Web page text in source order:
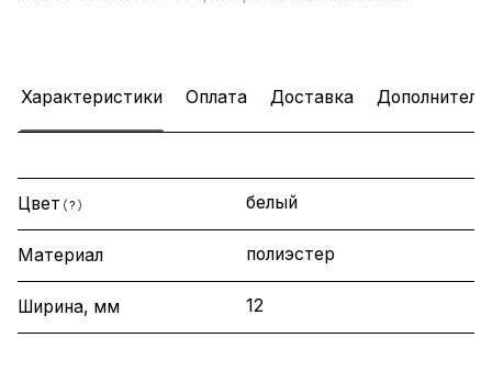
Характеристики Оплата Доставка
Цвет ? белый
Материал полиэстер
Ширина, мм 12